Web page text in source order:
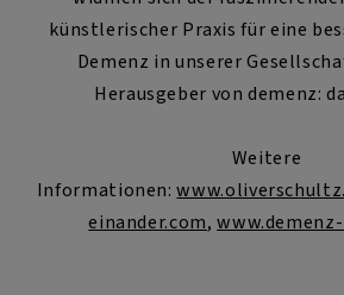
künstlerischer Praxis für eine
Demenz in unserer
Herausgeber von demenz:
Weitere
Informationen:
einander.com,